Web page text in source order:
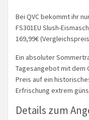
Bei QVC bekommt ihr
FS301EU Slush-
169,99€
Ein absoluter
Tagesangebot mit dem
Preis auf ein
Erfrischung extrem
Details zum